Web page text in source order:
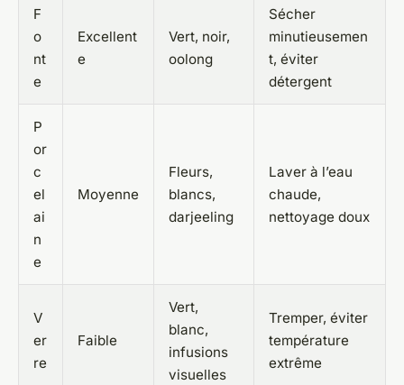
F
o
nt
e
Excellent
e
Vert, noir,
oolong
Sécher
minutieusemen
t, éviter
détergent
P
or
c
el
ai
n
e
Moyenne
Fleurs,
blancs,
darjeeling
Laver à l’eau
chaude,
nettoyage doux
V
er
re
Faible
Vert,
blanc,
infusions
visuelles
Tremper, éviter
température
extrême